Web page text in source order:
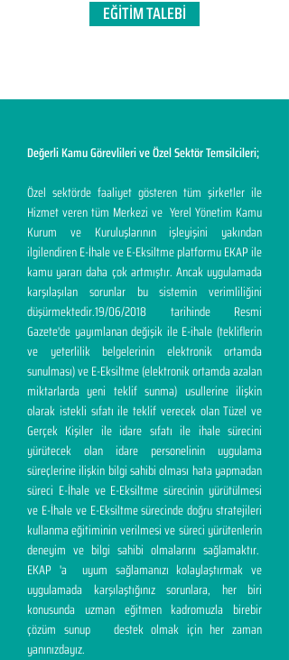
EĞİTİM TALEBİ
Değerli Kamu Görevlileri ve Özel Sektör Temsilcileri;
Özel sektörde faaliyet gösteren tüm şirketler ile
Hizmet veren tüm Merkezi ve Yerel Yönetim Kamu
Kurum ve Kuruluşlarının işleyişini yakından
ilgilendiren E-İhale ve E-Eksiltme platformu EKAP ile
kamu yararı daha çok artmıştır. Ancak uygulamada
karşılaşılan sorunlar bu sistemin verimliliğini
düşürmektedir.19/06/2018 tarihinde Resmi
Gazete'de yayımlanan değişik ile E-ihale (tekliflerin
ve yeterlilik belgelerinin elektronik ortamda
sunulması) ve E-Eksiltme (elektronik ortamda azalan
miktarlarda yeni teklif sunma) usullerine ilişkin
olarak istekli sıfatı ile teklif verecek olan Tüzel ve
Gerçek Kişiler ile idare sıfatı ile ihale sürecini
yürütecek olan idare personelinin uygulama
süreçlerine ilişkin bilgi sahibi olması hata yapmadan
süreci E-İhale ve E-Eksiltme sürecinin yürütülmesi
ve E-İhale ve E-Eksiltme sürecinde doğru stratejileri
kullanma eğitiminin verilmesi ve süreci yürütenlerin
deneyim ve bilgi sahibi olmalarını sağlamaktır.
EKAP 'a uyum sağlamanızı kolaylaştırmak ve
uygulamada karşılaştığınız sorunlara, her biri
konusunda uzman eğitmen kadromuzla birebir
çözüm sunup destek olmak için her zaman
yanınızdayız.